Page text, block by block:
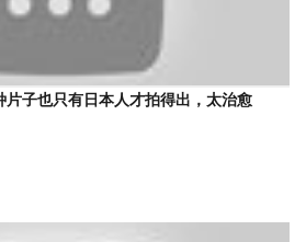
片子也只有日本人才拍得出，太治愈